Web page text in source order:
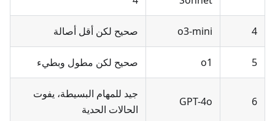
4
o3-mini صحيح لكن أقل أصالة
5
o1 صحيح لكن مطول وبطيء
6
GPT-4o
جيد للمهام البسيطة، يفوت
الحالات الحدية